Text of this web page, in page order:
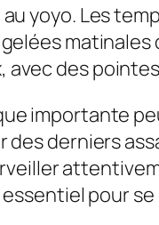
au yoyo. Les
matinales
des
importante
derniers
pour